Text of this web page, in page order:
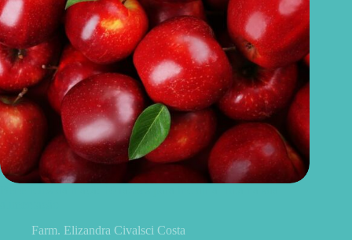
Farm. Elizandra Civalsci Costa